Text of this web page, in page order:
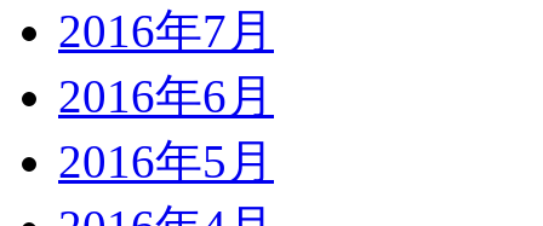
2016年7月
2016年6月
2016年5月